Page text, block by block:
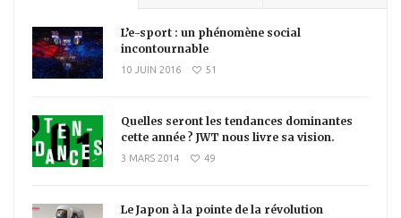
L’e-sport : un phénomène social
incontournable
10 JUIN 2016 51
Quelles seront les tendances dominantes
cette année ? JWT nous livre sa vision.
3 MARS 2014 49
Le Japon à la pointe de la révolution